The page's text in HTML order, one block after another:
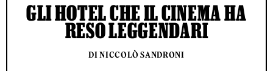
GLI HOTEL CHE IL CINEMA HA
RESO LEGGENDARI
DI NICCOLÒ SANDRONI